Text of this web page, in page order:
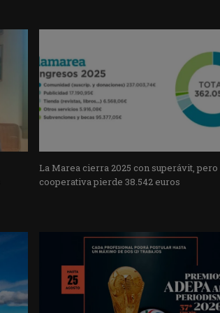
La Marea cierra 2025 con superávit, pero
cooperativa pierde 38.542 euros